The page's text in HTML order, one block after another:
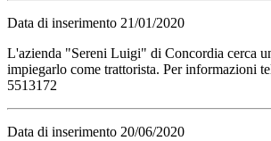
Data di inserimento 21/01/2020
L'azienda "Sereni Luigi" di Concordia cerca
impiegarlo come trattorista. Per informazioni
5513172
Data di inserimento 20/06/2020